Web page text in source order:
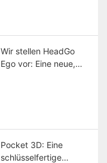
Wir stellen HeadGo
Ego vor: Eine neue,
Pocket 3D: Eine
schlüsselfertige